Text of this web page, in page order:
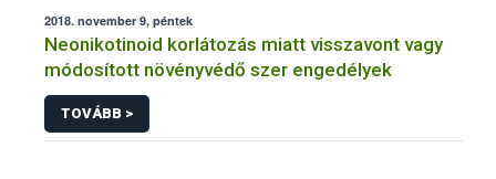
2018. november 9, péntek
Neonikotinoid korlátozás miatt visszavont vagy
módosított növényvédő szer engedélyek
TOVÁBB >